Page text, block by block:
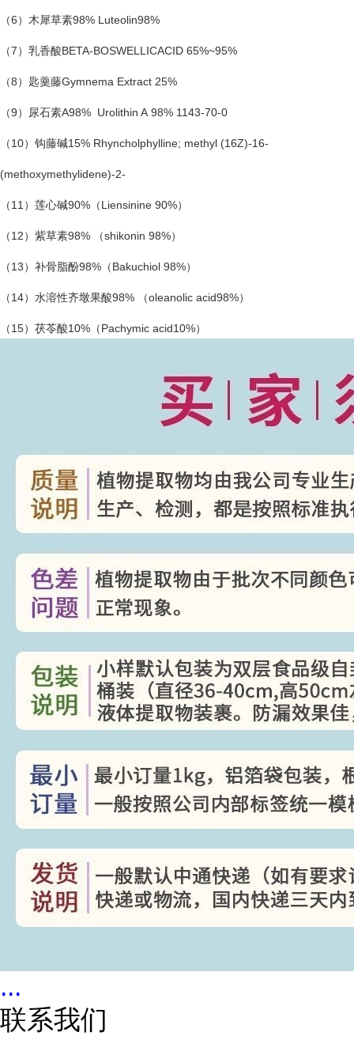
（6）木犀草素98% Luteolin98%
（7）乳香酸BETA-BOSWELLICACID 65%~95%
（8）匙羹藤Gymnema Extract 25%
（9）尿石素A98% Urolithin A 98% 1143-70-0
（10）钩藤碱15% Rhyncholphylline; methyl (16Z)-16-
(methoxymethylidene)-2-
（11）莲心碱90%（Liensinine 90%）
（12）紫草素98% （shikonin 98%）
（13）补骨脂酚98%（Bakuchiol 98%）
（14）水溶性齐墩果酸98% （oleanolic acid98%）
（15）茯苓酸10%（Pachymic acid10%）
...
联系我们